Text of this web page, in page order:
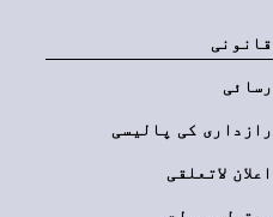
قانونی
رسائی
رازداری کی پالیسی
اعلان لاتعلقی